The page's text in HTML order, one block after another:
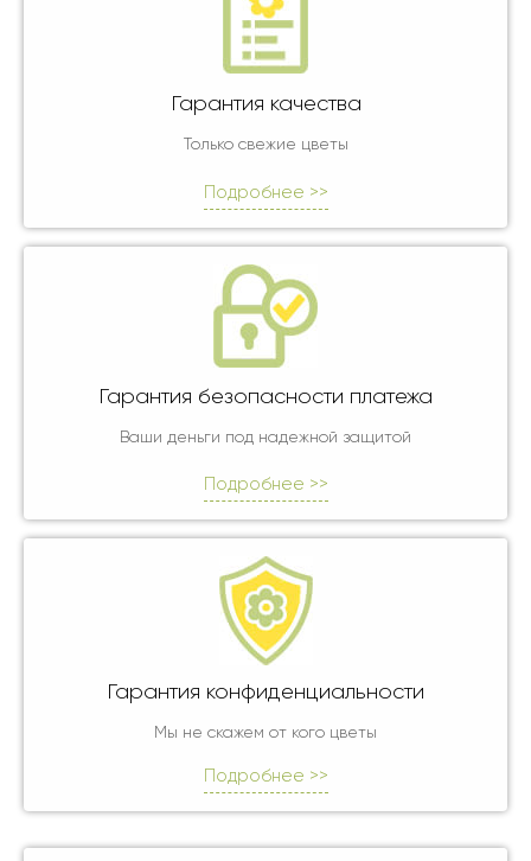
Гарантия качества
Только свежие цветы
Подробнее >>
Гарантия безопасности платежа
Ваши деньги под надежной защитой
Подробнее >>
Гарантия конфиденциальности
Мы не скажем от кого цветы
Подробнее >>